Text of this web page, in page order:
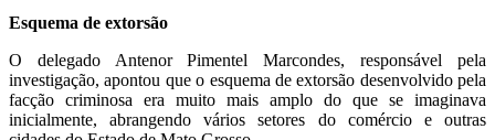
Esquema de extorsão
O delegado Antenor Pimentel Marcondes, responsável pela
investigação, apontou que o esquema de extorsão desenvolvido pela
facção criminosa era muito mais amplo do que se imaginava
inicialmente, abrangendo vários setores do comércio e outras